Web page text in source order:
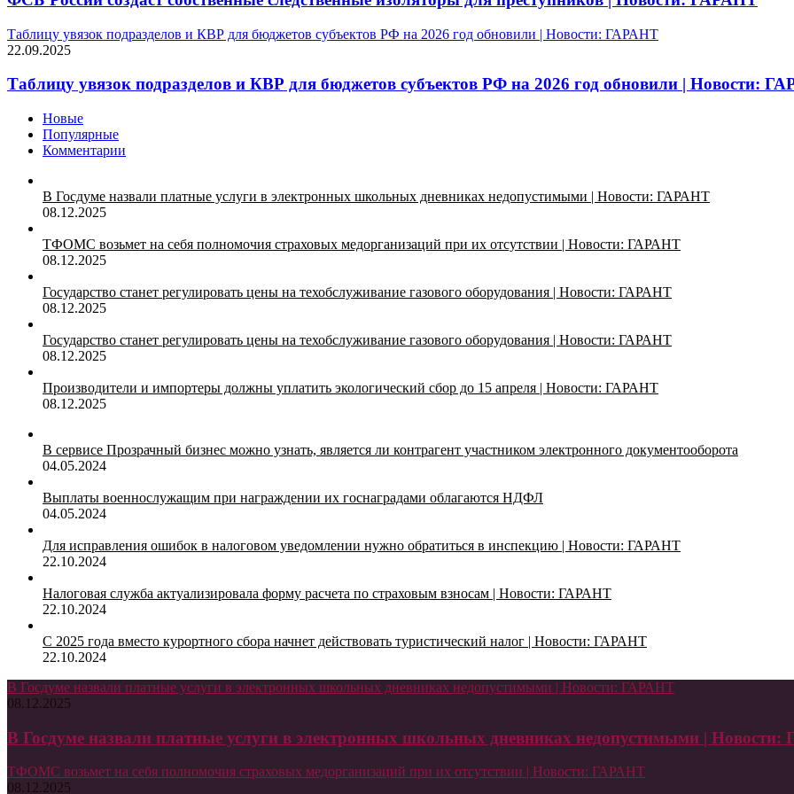
Таблицу увязок подразделов и КВР для бюджетов субъектов РФ на 2026 год обновили | Новости: ГАРАНТ
22.09.2025
Таблицу увязок подразделов и КВР для бюджетов субъектов РФ на 2026 год обновили | Новости:
Новые
Популярные
Комментарии
В Госдуме назвали платные услуги в электронных школьных дневниках недопустимыми | Новости: ГАРАНТ
08.12.2025
ТФОМС возьмет на себя полномочия страховых медорганизаций при их отсутствии | Новости: ГАРАНТ
08.12.2025
Государство станет регулировать цены на техобслуживание газового оборудования | Новости: ГАРАНТ
08.12.2025
Государство станет регулировать цены на техобслуживание газового оборудования | Новости: ГАРАНТ
08.12.2025
Производители и импортеры должны уплатить экологический сбор до 15 апреля | Новости: ГАРАНТ
08.12.2025
В сервисе Прозрачный бизнес можно узнать, является ли контрагент участником электронного документооборота
04.05.2024
Выплаты военнослужащим при награждении их госнаградами облагаются НДФЛ
04.05.2024
Для исправления ошибок в налоговом уведомлении нужно обратиться в инспекцию | Новости: ГАРАНТ
22.10.2024
Налоговая служба актуализировала форму расчета по страховым взносам | Новости: ГАРАНТ
22.10.2024
С 2025 года вместо курортного сбора начнет действовать туристический налог | Новости: ГАРАНТ
22.10.2024
В Госдуме назвали платные услуги в электронных школьных дневниках недопустимыми | Новости: ГАРАНТ
08.12.2025
В Госдуме назвали платные услуги в электронных школьных дневниках недопустимыми |
ТФОМС возьмет на себя полномочия страховых медорганизаций при их отсутствии | Новости: ГАРАНТ
08.12.2025